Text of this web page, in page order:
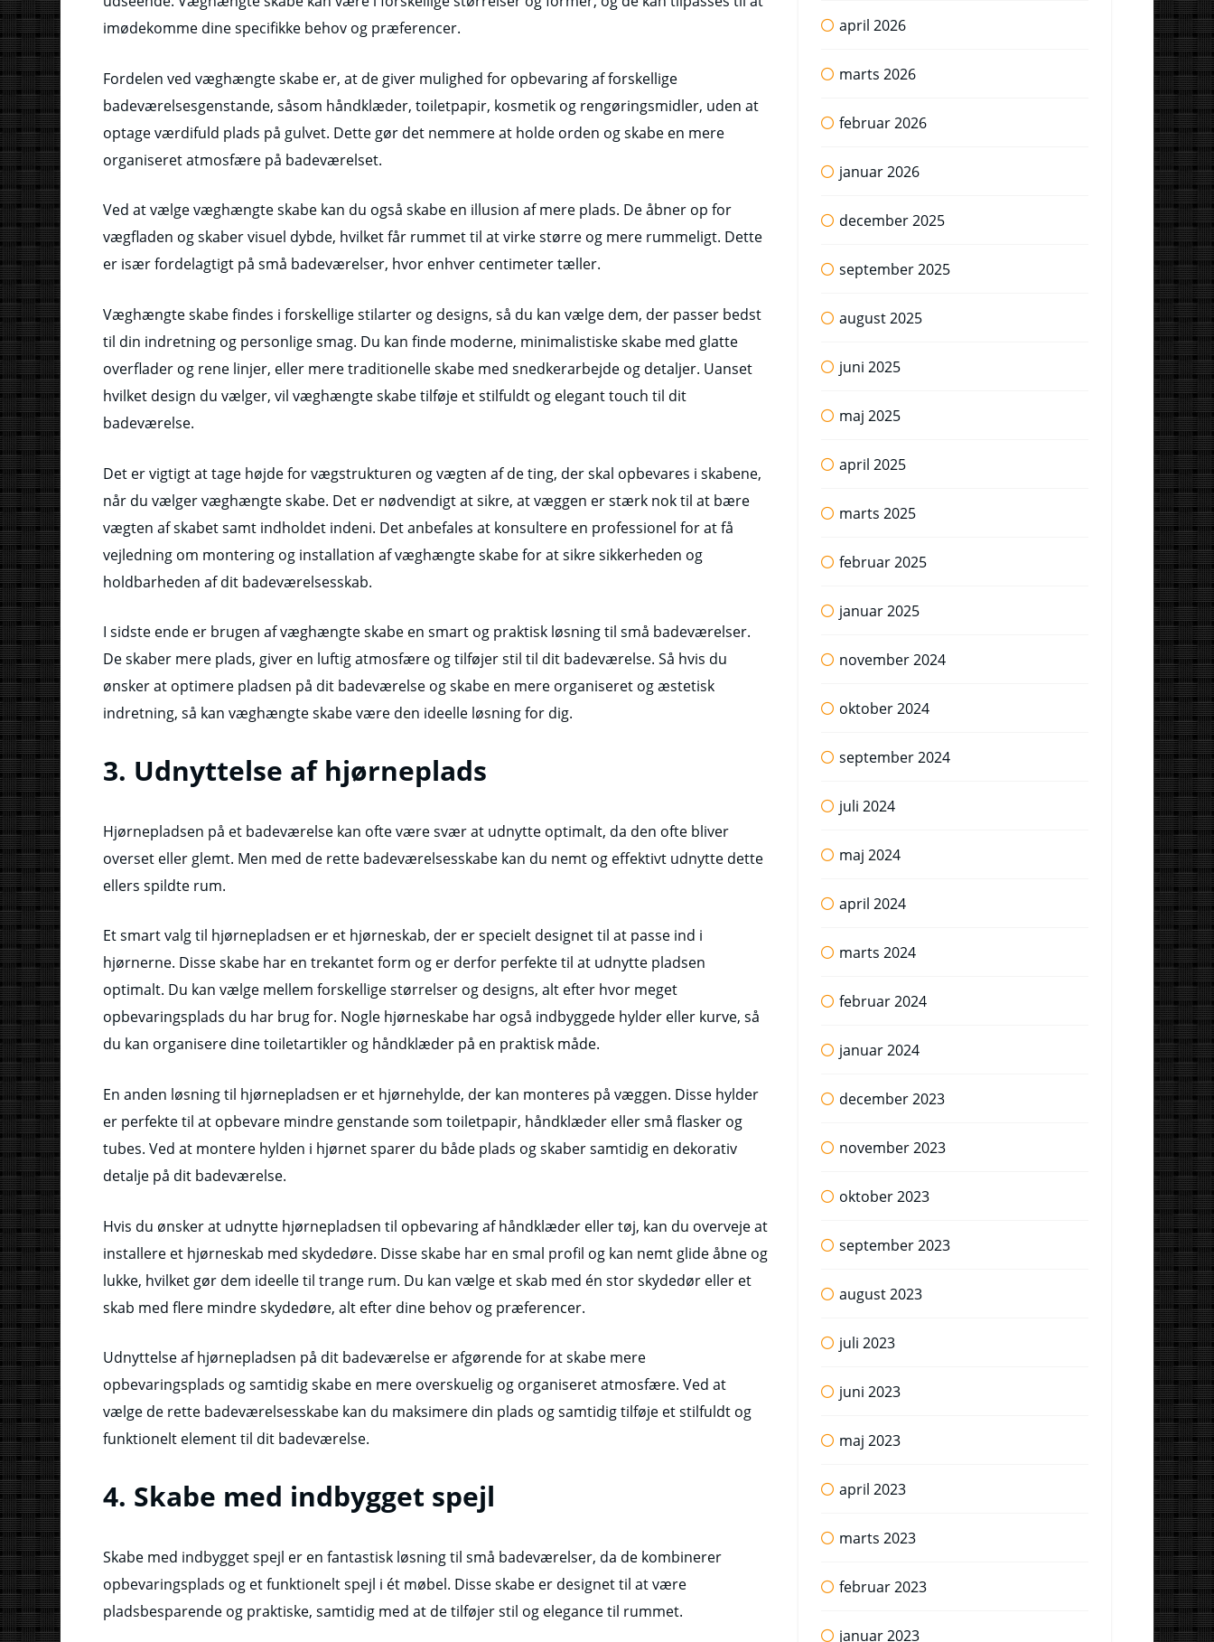
imødekomme dine specifikke behov og præferencer.
Fordelen ved væghængte skabe er, at de giver mulighed for opbevaring af forskellige
badeværelsesgenstande, såsom håndklæder, toiletpapir, kosmetik og rengøringsmidler, uden at
optage værdifuld plads på gulvet. Dette gør det nemmere at holde orden og skabe en mere
organiseret atmosfære på badeværelset.
Ved at vælge væghængte skabe kan du også skabe en illusion af mere plads. De åbner op for
vægfladen og skaber visuel dybde, hvilket får rummet til at virke større og mere rummeligt. Dette
er især fordelagtigt på små badeværelser, hvor enhver centimeter tæller.
Væghængte skabe findes i forskellige stilarter og designs, så du kan vælge dem, der passer bedst
til din indretning og personlige smag. Du kan finde moderne, minimalistiske skabe med glatte
overflader og rene linjer, eller mere traditionelle skabe med snedkerarbejde og detaljer. Uanset
hvilket design du vælger, vil væghængte skabe tilføje et stilfuldt og elegant touch til dit
badeværelse.
Det er vigtigt at tage højde for vægstrukturen og vægten af de ting, der skal opbevares i skabene,
når du vælger væghængte skabe. Det er nødvendigt at sikre, at væggen er stærk nok til at bære
vægten af skabet samt indholdet indeni. Det anbefales at konsultere en professionel for at få
vejledning om montering og installation af væghængte skabe for at sikre sikkerheden og
holdbarheden af ​​dit badeværelsesskab.
I sidste ende er brugen af væghængte skabe en smart og praktisk løsning til små badeværelser.
De skaber mere plads, giver en luftig atmosfære og tilføjer stil til dit badeværelse. Så hvis du
ønsker at optimere pladsen på dit badeværelse og skabe en mere organiseret og æstetisk
indretning, så kan væghængte skabe være den ideelle løsning for dig.
3. Udnyttelse af hjørneplads
Hjørnepladsen på et badeværelse kan ofte være svær at udnytte optimalt, da den ofte bliver
overset eller glemt. Men med de rette badeværelsesskabe kan du nemt og effektivt udnytte dette
ellers spildte rum.
Et smart valg til hjørnepladsen er et hjørneskab, der er specielt designet til at passe ind i
hjørnerne. Disse skabe har en trekantet form og er derfor perfekte til at udnytte pladsen
optimalt. Du kan vælge mellem forskellige størrelser og designs, alt efter hvor meget
opbevaringsplads du har brug for. Nogle hjørneskabe har også indbyggede hylder eller kurve, så
du kan organisere dine toiletartikler og håndklæder på en praktisk måde.
En anden løsning til hjørnepladsen er et hjørnehylde, der kan monteres på væggen. Disse hylder
er perfekte til at opbevare mindre genstande som toiletpapir, håndklæder eller små flasker og
tubes. Ved at montere hylden i hjørnet sparer du både plads og skaber samtidig en dekorativ
detalje på dit badeværelse.
Hvis du ønsker at udnytte hjørnepladsen til opbevaring af håndklæder eller tøj, kan du overveje at
installere et hjørneskab med skydedøre. Disse skabe har en smal profil og kan nemt glide åbne og
lukke, hvilket gør dem ideelle til trange rum. Du kan vælge et skab med én stor skydedør eller et
skab med flere mindre skydedøre, alt efter dine behov og præferencer.
Udnyttelse af hjørnepladsen på dit badeværelse er afgørende for at skabe mere
opbevaringsplads og samtidig skabe en mere overskuelig og organiseret atmosfære. Ved at
vælge de rette badeværelsesskabe kan du maksimere din plads og samtidig tilføje et stilfuldt og
funktionelt element til dit badeværelse.
4. Skabe med indbygget spejl
Skabe med indbygget spejl er en fantastisk løsning til små badeværelser, da de kombinerer
opbevaringsplads og et funktionelt spejl i ét møbel. Disse skabe er designet til at være
pladsbesparende og praktiske, samtidig med at de tilføjer stil og elegance til rummet.
april 2026
marts 2026
februar 2026
januar 2026
december 2025
september 2025
august 2025
juni 2025
maj 2025
april 2025
marts 2025
februar 2025
januar 2025
november 2024
oktober 2024
september 2024
juli 2024
maj 2024
april 2024
marts 2024
februar 2024
januar 2024
december 2023
november 2023
oktober 2023
september 2023
august 2023
juli 2023
juni 2023
maj 2023
april 2023
marts 2023
februar 2023
januar 2023